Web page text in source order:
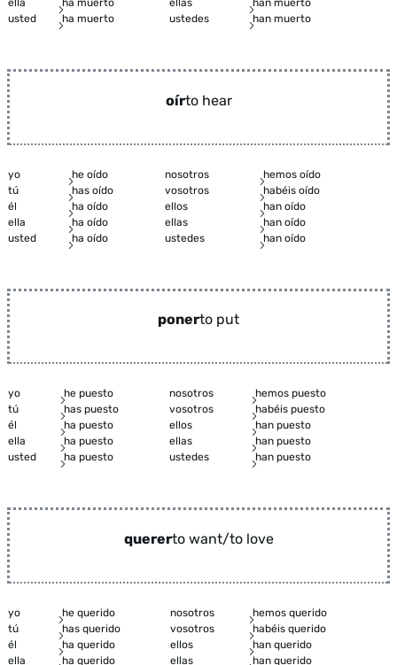
ella ha muerto ellas
han muerto
usted
ha muerto ustedes han muerto
oírto hear
yo he oído nosotros
hemos oído
tú
has oído vosotros
habéis oído
él
ha oído ellos
han oído
ella
ha oído ellas
han oído
usted
ha oído ustedes han oído
ponerto put
yo he puesto nosotros
hemos puesto
tú
has puesto vosotros
habéis puesto
él
ha puesto ellos
han puesto
ella
ha puesto ellas
han puesto
usted
ha puesto ustedes han puesto
quererto want/to love
yo he querido nosotros
hemos querido
tú
has querido vosotros
habéis querido
él
ha querido ellos
han querido
ella
ha querido ellas
han querido